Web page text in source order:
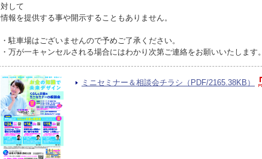
対して
情報を提供する事や開示することもありません。
・駐車場はございませんので予めご了承ください。
・万が一キャンセルされる場合にはわかり次第ご連絡をお願いいたします。
ミニセミナー＆相談会チラシ（PDF/2165.38KB）